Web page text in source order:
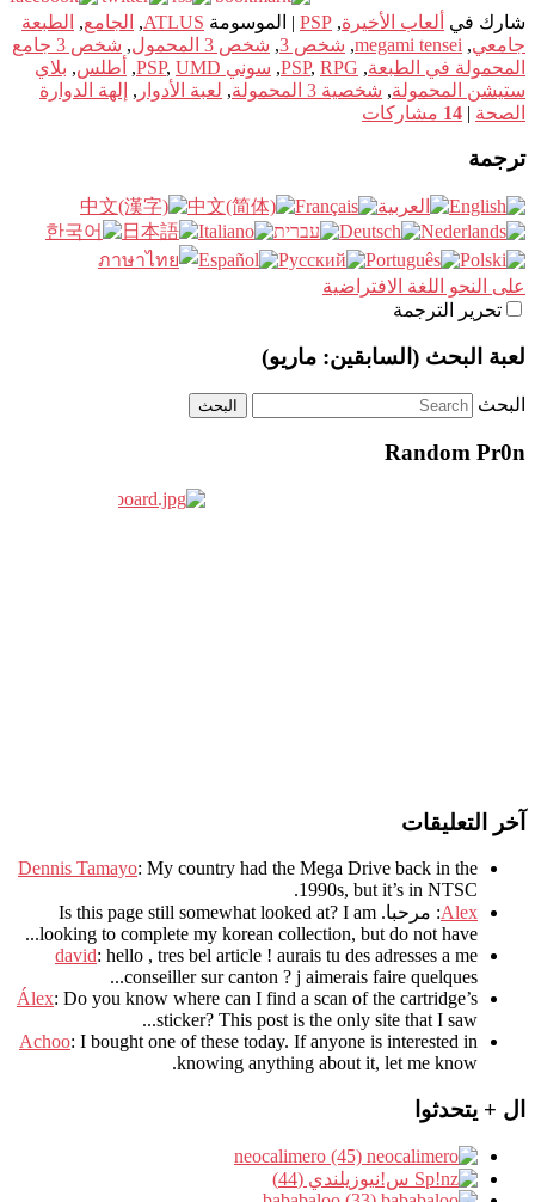
شارك في ألعاب الأخيرة,
PSP
| الموسومة ATLUS
, الجامع, الطبعة
جامعي,
megami tensei
, شخص 3 , شخص 3 المحمول ,
شخص 3 جامع
المحمولة في الطبعة,
PSP, RPG
, سوني PSP , UMD
, أطلس, بلاي
ستيشن المحمولة, شخصية 3 المحمولة , لعبة الأدوار , إلهة الدوارة
الصحة |
14 مشاركات
ترجمة
على النحو اللغة الافتراضية
تحرير الترجمة
لعبة البحث (السابقين: ماريو)
البحث
Random Pr0n
آخر التعليقات
Dennis Tamayo: My country had the Mega Drive back in the
1990s, but it’s in NTSC
.
Alex: مرحبا. Is this page still somewhat looked at? I am
looking to complete my korean collection, but do not have..
.
david: hello , tres bel article ! aurais tu des adresses a me
conseiller sur canton ? j aimerais faire quelques..
.
Álex: Do you know where can I find a scan of the cartridge’s
sticker? This post is the only site that I saw...
Achoo: I bought one of these today. If anyone is interested in
knowing anything about it, let me know.
ال + يتحدثوا
س!نيوزيلندي (44)